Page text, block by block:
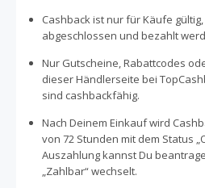
Cashback ist nur für Käufe
abgeschlossen und bezahlt
Nur Gutscheine, Rabattcodes
dieser Händlerseite bei
sind cashbackfähig.
Nach Deinem Einkauf wird
von 72 Stunden mit dem Status
Auszahlung kannst Du
„Zahlbar“ wechselt.